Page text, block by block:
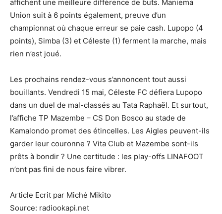
affichent une meilleure différence de buts. Maniema
Union suit à 6 points également, preuve d’un
championnat où chaque erreur se paie cash. Lupopo (4
points), Simba (3) et Céleste (1) ferment la marche, mais
rien n’est joué.
Les prochains rendez-vous s’annoncent tout aussi
bouillants. Vendredi 15 mai, Céleste FC défiera Lupopo
dans un duel de mal-classés au Tata Raphaël. Et surtout,
l’affiche TP Mazembe – CS Don Bosco au stade de
Kamalondo promet des étincelles. Les Aigles peuvent-ils
garder leur couronne ? Vita Club et Mazembe sont-ils
prêts à bondir ? Une certitude : les play-offs LINAFOOT
n’ont pas fini de nous faire vibrer.
Article Ecrit par Miché Mikito
Source: radiookapi.net